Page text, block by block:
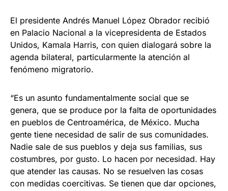
El presidente Andrés Manuel López Obrador recibió
en Palacio Nacional a la vicepresidenta de Estados
Unidos, Kamala Harris, con quien dialogará sobre la
agenda bilateral, particularmente la atención al
fenómeno migratorio.
“Es un asunto fundamentalmente social que se
genera, que se produce por la falta de oportunidades
en pueblos de Centroamérica, de México. Mucha
gente tiene necesidad de salir de sus comunidades.
Nadie sale de sus pueblos y deja sus familias, sus
costumbres, por gusto. Lo hacen por necesidad. Hay
que atender las causas. No se resuelven las cosas
con medidas coercitivas. Se tienen que dar opciones,